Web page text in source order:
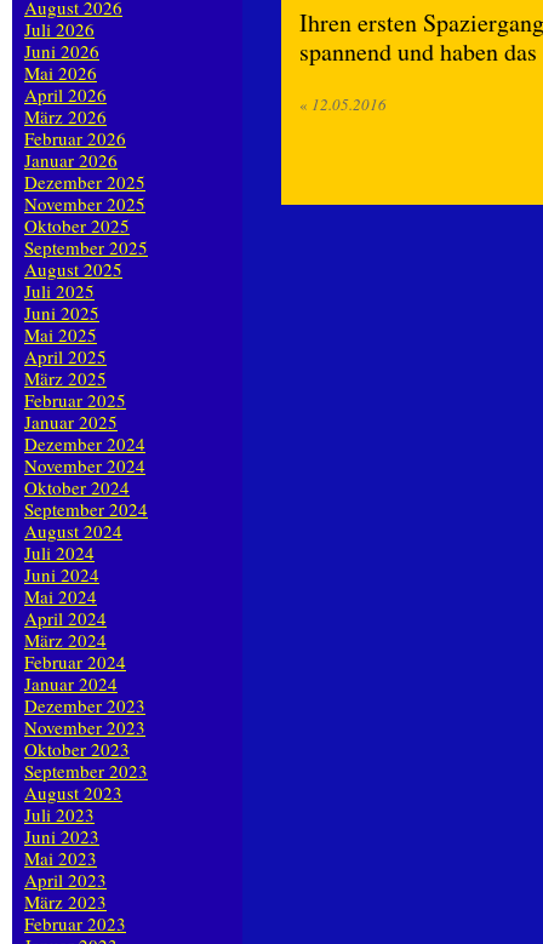
Ihren ersten
spannend und haben
« 12.05.2016
August 2026
Juli 2026
Juni 2026
Mai 2026
April 2026
März 2026
Februar 2026
Januar 2026
Dezember 2025
November 2025
Oktober 2025
September 2025
August 2025
Juli 2025
Juni 2025
Mai 2025
April 2025
März 2025
Februar 2025
Januar 2025
Dezember 2024
November 2024
Oktober 2024
September 2024
August 2024
Juli 2024
Juni 2024
Mai 2024
April 2024
März 2024
Februar 2024
Januar 2024
Dezember 2023
November 2023
Oktober 2023
September 2023
August 2023
Juli 2023
Juni 2023
Mai 2023
April 2023
März 2023
Februar 2023